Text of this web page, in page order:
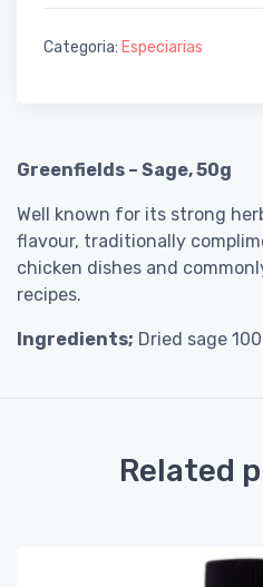
Categoria: Especiarias
Greenfields – Sage, 50g
Well known for its strong
flavour, traditionally
chicken dishes and
recipes.
Ingredients; Dried sage
Related